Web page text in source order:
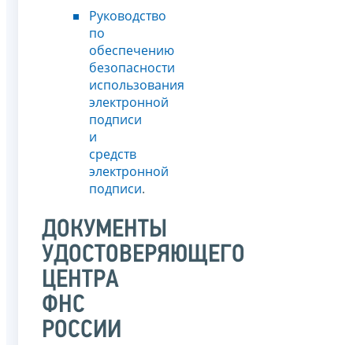
Руководство
по
обеспечению
безопасности
использования
электронной
подписи
и
средств
электронной
подписи.
ДОКУМЕНТЫ
УДОСТОВЕРЯЮЩЕГО
ЦЕНТРА
ФНС
РОССИИ